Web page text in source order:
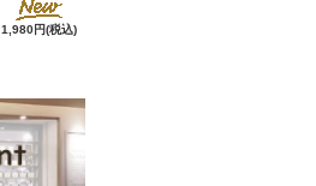
1,980円(税込)